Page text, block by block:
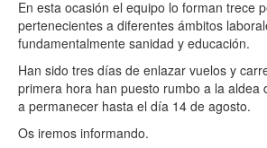
En esta ocasión el equipo lo forman trece
pertenecientes a diferentes ámbitos
fundamentalmente sanidad y educación.
Han sido tres días de enlazar vuelos y
primera hora han puesto rumbo a la aldea
a permanecer hasta el día 14 de agosto.
Os iremos informando.